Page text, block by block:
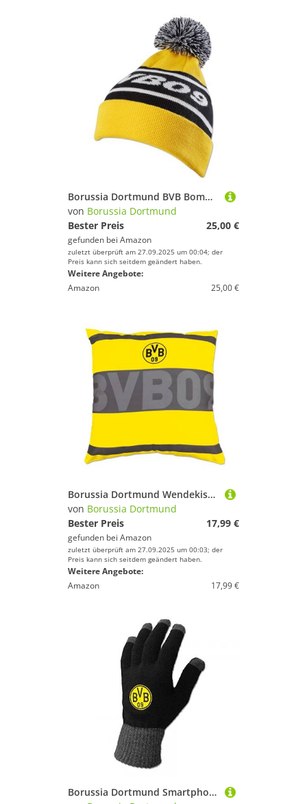
Borussia Dortmund BVB Bommelmütze 09, gelb schwarz, Querstreifen
von Borussia Dortmund
Bester Preis
25,00 €
gefunden bei Amazon
zuletzt überprüft am 27.09.2025 um 00:04; der
Preis kann sich seitdem geändert haben.
Weitere Angebote:
Amazon
25,00 €
Borussia Dortmund Wendekissen BVB-Kollektion, Gelb, Grau
von Borussia Dortmund
Bester Preis
17,99 €
gefunden bei Amazon
zuletzt überprüft am 27.09.2025 um 00:03; der
Preis kann sich seitdem geändert haben.
Weitere Angebote:
Amazon
17,99 €
Borussia Dortmund Smartphone-Handschuh (M)